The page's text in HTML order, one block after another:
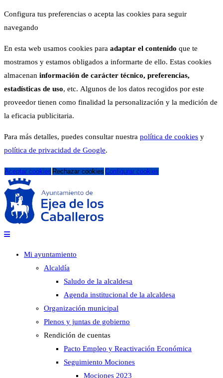
Configura tus preferencias o acepta las cookies para seguir
navegando
En esta web usamos cookies para adaptar el contenido que te
mostramos y estamos obligados a informarte de ello. Estas cookies
almacenan información de carácter técnico, preferencias,
estadísticas de uso, etc. Algunos de los datos recogidos por este
proveedor tienen como finalidad la personalización y la medición de
la eficacia publicitaria.
Para más detalles, puedes consultar nuestra política de cookies y
política de privacidad de Google.
Aceptar cookies Rechazar cookies Configurar cookies
Mi ayuntamiento
Alcaldía
Saludo de la alcaldesa
Agenda institucional de la alcaldesa
Organización municipal
Plenos y juntas de gobierno
Rendición de cuentas
Pacto Empleo y Reactivación Económica
Seguimiento Mociones
Mociones 2023